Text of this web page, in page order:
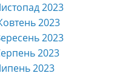
2023
2023
2023
2023
2023